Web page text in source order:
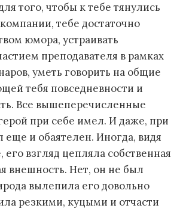
того, чтобы к тебе тянулись
тебе достаточно
юмора, устраивать
преподавателя в рамках
уметь говорить на общие
тебя повседневности и
Все вышеперечисленные
при себе имел. И даже, при
еще и обаятелен. Иногда, видя
его взгляд цепляла собственная
внешность. Нет, он не был
вылепила его довольно
резкими, куцыми и отчасти